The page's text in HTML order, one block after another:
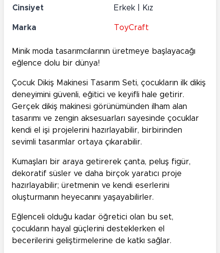
Cinsiyet Erkek | Kız
Marka ToyCraft
Minik moda tasarımcılarının üretmeye başlayacağı
eğlence dolu bir dünya!
Çocuk Dikiş Makinesi Tasarım Seti, çocukların ilk dikiş
deneyimini güvenli, eğitici ve keyifli hale getirir.
Gerçek dikiş makinesi görünümünden ilham alan
tasarımı ve zengin aksesuarları sayesinde çocuklar
kendi el işi projelerini hazırlayabilir, birbirinden
sevimli tasarımlar ortaya çıkarabilir.
Kumaşları bir araya getirerek çanta, peluş figür,
dekoratif süsler ve daha birçok yaratıcı proje
hazırlayabilir; üretmenin ve kendi eserlerini
oluşturmanın heyecanını yaşayabilirler.
Eğlenceli olduğu kadar öğretici olan bu set,
çocukların hayal güçlerini desteklerken el
becerilerini geliştirmelerine de katkı sağlar.